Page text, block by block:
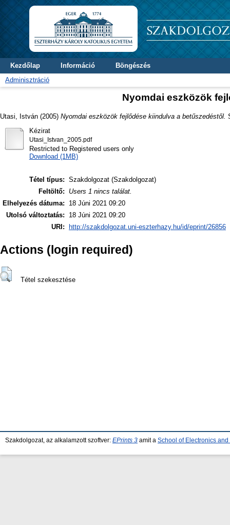
Kezdőlap Információ
Böngészés
Adminisztráció
Nyomdai eszközök
Utasi, István (2005) Nyomdai eszközök fejlődése kiindulva a betűszedéstől.
Kézirat
Utasi_Istvan_2005.pdf
Restricted to Registered users only
Download (1MB)
Tétel típus: Szakdolgozat (Szakdolgozat)
Feltöltő:
Users 1 nincs találat.
Elhelyezés dátuma:
18 Júni 2021 09:20
Utolsó változtatás:
18 Júni 2021 09:20
URI:
http://szakdolgozat.uni-eszterhazy.hu/id/eprint/26856
Actions (login required)
Tétel szekesztése
Szakdolgozat, az alkalamzott szoftver: EPrints 3 amit a School of Electronics